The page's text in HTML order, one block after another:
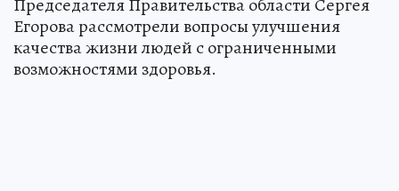
Егорова рассмотрели вопросы улучшения
качества жизни людей с ограниченными
возможностями здоровья.